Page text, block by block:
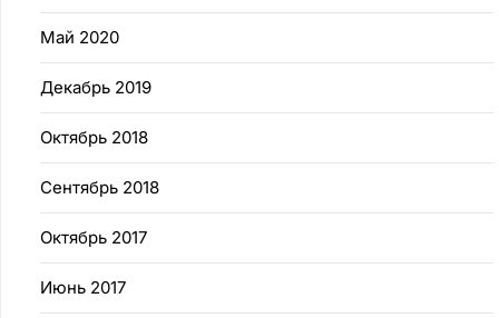
Май 2020
Декабрь 2019
Октябрь 2018
Сентябрь 2018
Октябрь 2017
Июнь 2017